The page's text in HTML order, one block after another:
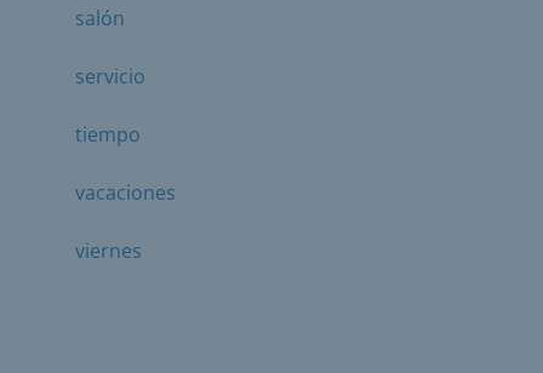
salón
servicio
tiempo
vacaciones
viernes